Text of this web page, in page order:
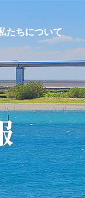
たちについて